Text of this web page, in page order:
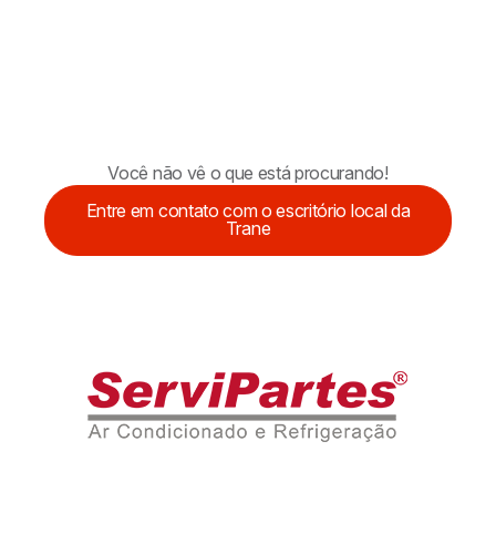
Você não vê o que está procurando!
Entre em contato com o escritório local da
Trane